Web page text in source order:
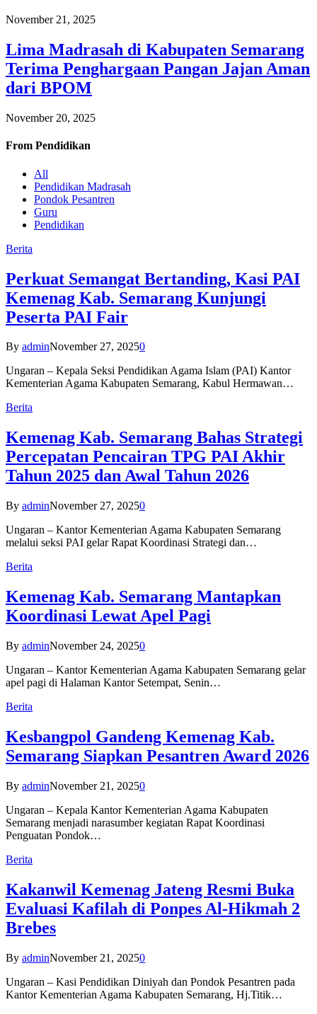
November 21, 2025
Lima Madrasah di Kabupaten Semarang
Terima Penghargaan Pangan Jajan Aman
dari BPOM
November 20, 2025
From Pendidikan
All
Pendidikan Madrasah
Pondok Pesantren
Guru
Pendidikan
Berita
Perkuat Semangat Bertanding, Kasi PAI
Kemenag Kab. Semarang Kunjungi
Peserta PAI Fair
By adminNovember 27, 20250
Ungaran – Kepala Seksi Pendidikan Agama Islam (PAI) Kantor
Kementerian Agama Kabupaten Semarang, Kabul Hermawan…
Berita
Kemenag Kab. Semarang Bahas Strategi
Percepatan Pencairan TPG PAI Akhir
Tahun 2025 dan Awal Tahun 2026
By adminNovember 27, 20250
Ungaran – Kantor Kementerian Agama Kabupaten Semarang
melalui seksi PAI gelar Rapat Koordinasi Strategi dan…
Berita
Kemenag Kab. Semarang Mantapkan
Koordinasi Lewat Apel Pagi
By adminNovember 24, 20250
Ungaran – Kantor Kementerian Agama Kabupaten Semarang gelar
apel pagi di Halaman Kantor Setempat, Senin…
Berita
Kesbangpol Gandeng Kemenag Kab.
Semarang Siapkan Pesantren Award 2026
By adminNovember 21, 20250
Ungaran – Kepala Kantor Kementerian Agama Kabupaten
Semarang menjadi narasumber kegiatan Rapat Koordinasi
Penguatan Pondok…
Berita
Kakanwil Kemenag Jateng Resmi Buka
Evaluasi Kafilah di Ponpes Al-Hikmah 2
Brebes
By adminNovember 21, 20250
Ungaran – Kasi Pendidikan Diniyah dan Pondok Pesantren pada
Kantor Kementerian Agama Kabupaten Semarang, Hj.Titik…